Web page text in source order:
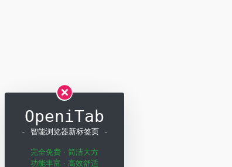
OpeniTab
- 智能浏览器新标签页 -
完全免费 · 简洁大方
功能丰富 · 高效舒适